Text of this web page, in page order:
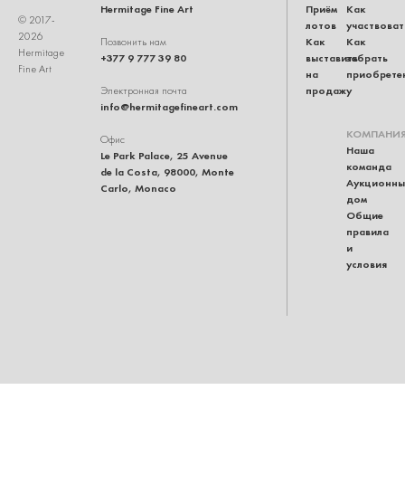
© 2017-
2026
Hermitage
Fine Art
Hermitage Fine Art
Позвонить нам
+377 9 777 39 80
Электронная почта
info@hermitagefineart.com
Офис
Le Park Palace, 25 Avenue
de la Costa, 98000, Monte
Carlo, Monaco
Приём
лотов
Как
выставить
на
продажу
Как
Как
забрать
Наша
команда
дом
Общие
правила
и
условия